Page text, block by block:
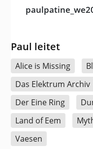
Paul leitet
Alice is Missing
Das Elektrum Archiv
Der Eine Ring
Land of Eem
Vaesen